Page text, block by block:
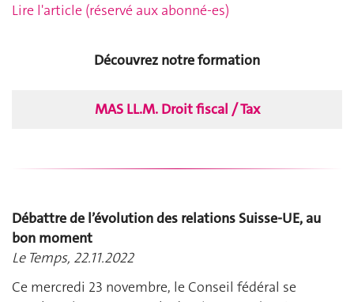
Lire l'article (réservé aux abonné-es)
Découvrez notre formation
MAS LL.M. Droit fiscal / Tax
Débattre de l’évolution des relations Suisse-UE, au
bon moment
Le Temps, 22.11.2022
Ce mercredi 23 novembre, le Conseil fédéral se